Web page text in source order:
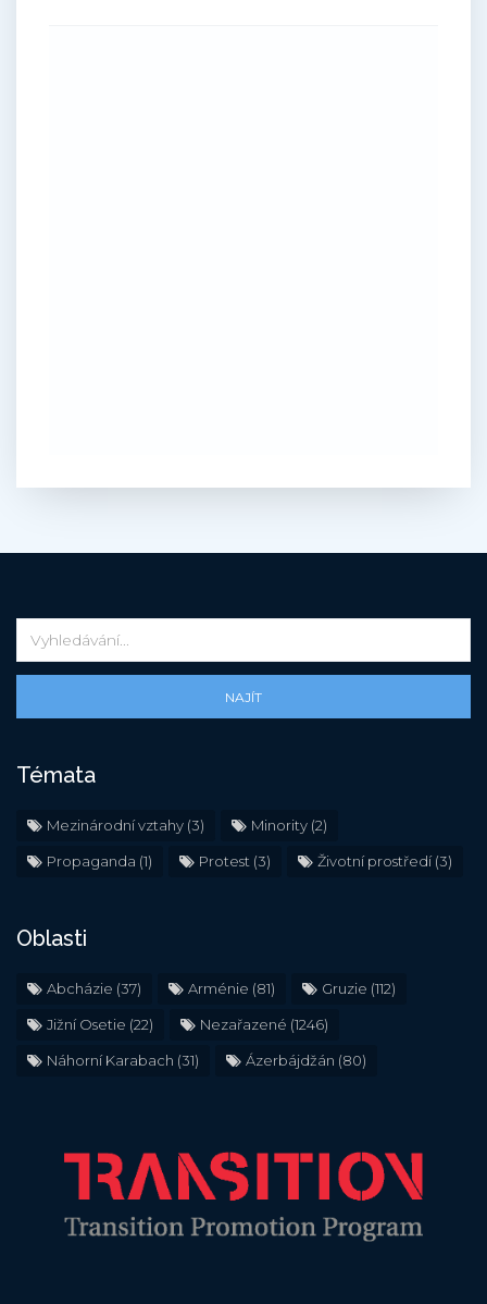
NAJÍT
Témata
Mezinárodní vztahy (3) Minority (2)
Propaganda (1) Protest (3) Životní prostředí(3)
Oblasti
Abcházie (37) Arménie (81) Gruzie (112)
Jižní Osetie (22) Nezařazené (1246)
Náhorní Karabach (31) Ázerbájdžán (80)